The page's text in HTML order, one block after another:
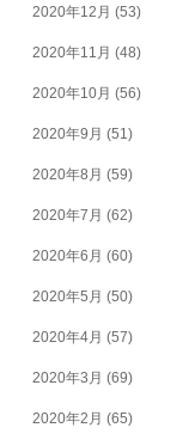
2020年12月 (53)
2020年11月 (48)
2020年10月 (56)
2020年9月 (51)
2020年8月 (59)
2020年7月 (62)
2020年6月 (60)
2020年5月 (50)
2020年4月 (57)
2020年3月 (69)
2020年2月 (65)